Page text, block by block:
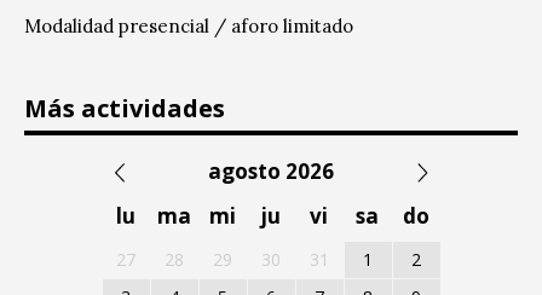
Modalidad presencial / aforo limitado
Más actividades
agosto 2026
lu
ma mi ju vi sa do
27 28 29 30 31 1
2